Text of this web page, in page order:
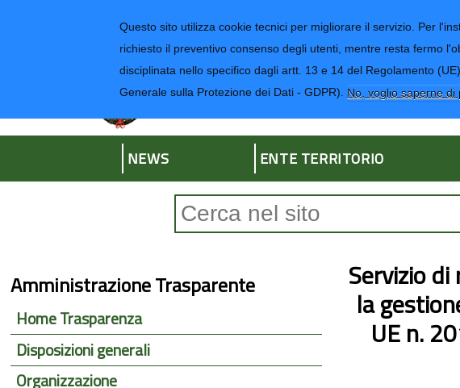
Questo sito utilizza cookie tecnici per migliorare il servizio. Per
richiesto il preventivo consenso degli utenti, mentre resta fermo
disciplinata nello specifico dagli artt. 13 e 14 del Regolamento
Generale sulla Protezione dei Dati - GDPR). No, voglio saperne di
Regione Liguria
Provincia di Imperia
NEWS ENTE TERRITORIO
Servizio
la
UE n.
Amministrazione Trasparente
Home Trasparenza
Disposizioni generali
Organizzazione